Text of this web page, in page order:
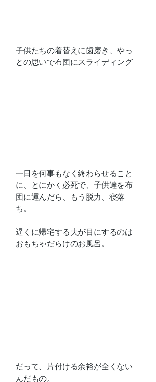
子供たちの着替えに歯磨き、やっ
との思いで布団にスライディング
一日を何事もなく終わらせること
に、とにかく必死で、子供達を布
団に運んだら、もう脱力、寝落
ち。
遅くに帰宅する夫が目にするのは
おもちゃだらけのお風呂。
だって、片付ける余裕が全くない
んだもの。